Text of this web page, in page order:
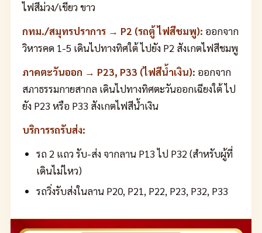
ไฟสีม่วง/เขียว ขาว
กทม./สมุทรปราการ → P2 (รถตู้ ไฟสีชมพู): ออกจาก
วิหารคด 1-5 เดินไปทางทิศใต้ ไปยัง P2 สังเกตไฟสีชมพู
ภาคตะวันออก → P23, P33 (ไฟสีน้ำเงิน): ออกจาก
สภาธรรมกายสากล เดินไปทางทิศตะวันออกเฉียงใต้ ไป
ยัง P23 หรือ P33 สังเกตไฟสีน้ำเงิน
บริการรถรับส่ง:
รถ 2 แถว รับ-ส่ง จากลาน P13 ไป P32 (สำหรับผู้ที่
เดินไม่ไหว)
รถวิ่งรับส่งในลาน P20, P21, P22, P23, P32, P33